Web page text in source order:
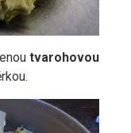
tvarohovou